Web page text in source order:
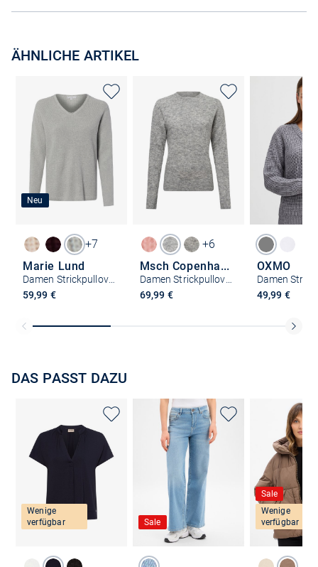
ÄHNLICHE ARTIKEL
Neu
+7
Marie Lund
Damen Strickpullover
59,99 €
+6
Msch Copenhagen
69,99 €
OXMO
49,99 €
DAS PASST DAZU
Wenige
verfügbar
Sale
Sale
Wenige
verfügbar